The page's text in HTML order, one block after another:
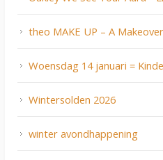
theo MAKE UP – A
Woensdag 14 januari =
Wintersolden 2026
winter avondhappening